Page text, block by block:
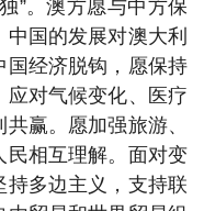
”。澳方愿与中方保
国的发展对澳大利
国经济脱钩，愿保持
对气候变化、医疗
赢。愿加强旅游、
民相互理解。面对变
多边主义，支持联